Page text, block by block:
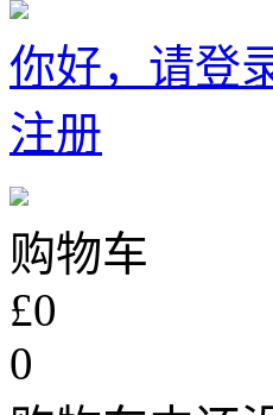
你好，请登
注册
购物车
£0
0